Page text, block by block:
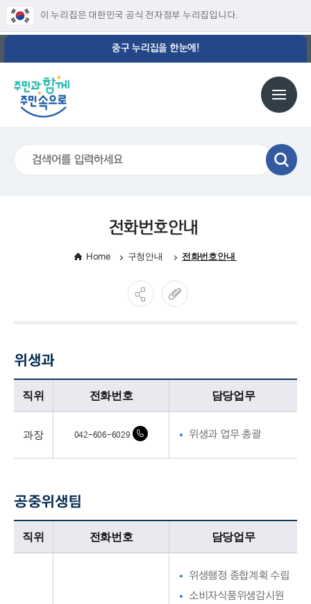
이 누리집은 대한민국 공식 전자정부 누리집입니다.
중구 누리집을 한눈에!
전화번호안내
Home 구청안내 전화번호안내
위생과
위생과업무담당자의 정보로 직위, 전화번호, 담당업무를 안내하고 있습니다
직위 전화번호 담당업무
과장 042-606-6029 위생과 업무 총괄
공중위생팀
공중위생팀업무담당자의 정보로 직위, 전화번호, 담당업무를 안내하고 있습니다
직위 전화번호 담당업무
위생행정 종합계획 수립
소비자식품위생감시원